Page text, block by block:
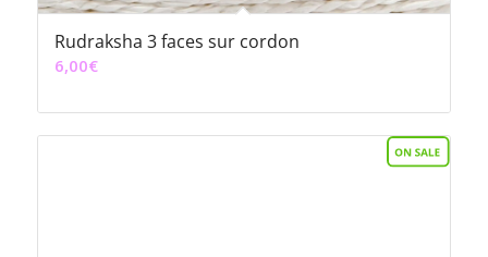
Rudraksha 3 faces sur cordon
6,00€